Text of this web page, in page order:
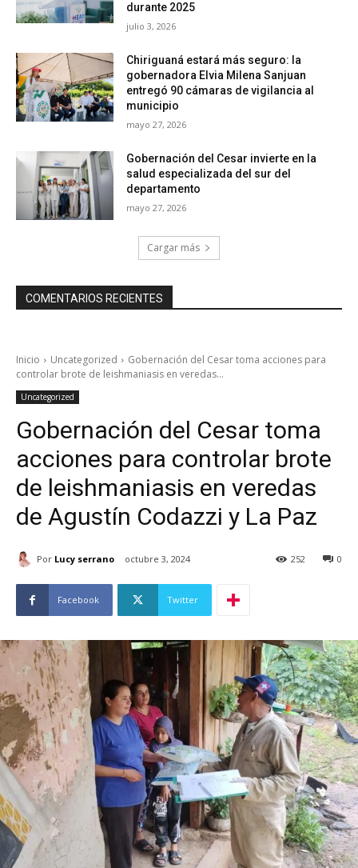
durante 2025
julio 3, 2026
Chiriguaná estará más seguro: la
gobernadora Elvia Milena Sanjuan
entregó 90 cámaras de vigilancia al
municipio
mayo 27, 2026
Gobernación del Cesar invierte en la
salud especializada del sur del
departamento
mayo 27, 2026
Cargar más
COMENTARIOS RECIENTES